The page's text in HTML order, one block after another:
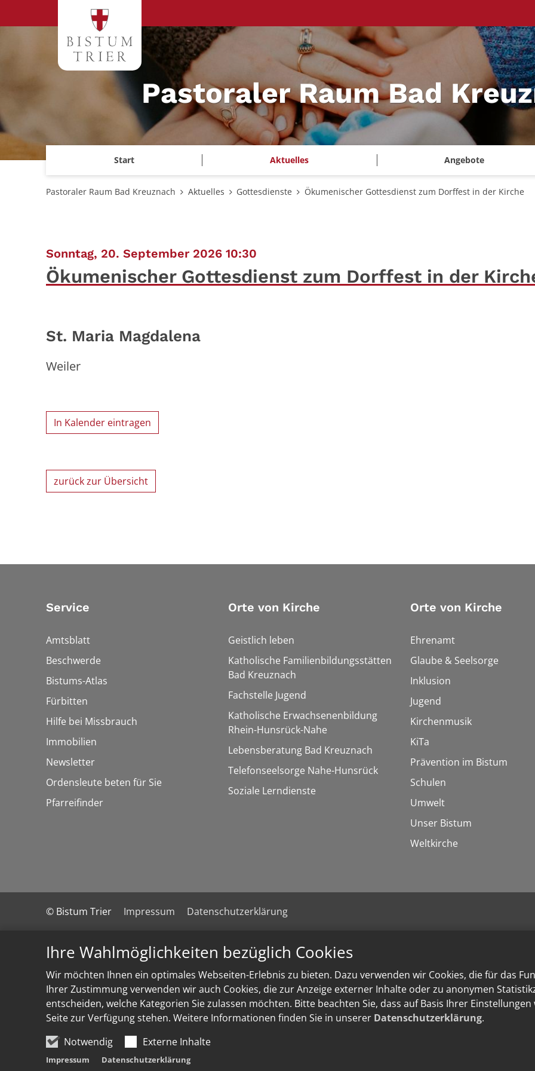
Ihre Wahlmöglichkeiten bezüglich Cookies
Wir möchten Ihnen ein optimales Webseiten-Erlebnis zu bieten. Dazu verwenden wir Cookies, die für das
Ihrer Zustimmung verwenden wir auch Cookies, die zur Anzeige externer Inhalte oder zu anonymen
entscheiden, welche Kategorien Sie zulassen möchten. Bitte beachten Sie, dass auf Basis Ihrer
Seite zur Verfügung stehen. Weitere Informationen finden Sie in unserer Datenschutzerklärung.
Notwendig
Externe Inhalte
Impressum Datenschutzerklärung
Pastoraler Raum Bad
Start Aktuelles Angebote
Pastoraler Raum Bad Kreuznach Aktuelles Gottesdienste Ökumenischer Gottesdienst zum Dorffest in der Kirche
Sonntag, 20. September 2026 10:30
Ökumenischer Gottesdienst zum Dorffest in der
St. Maria Magdalena
Weiler
In Kalender eintragen
zurück zur Übersicht
Service
Amtsblatt
Beschwerde
Bistums-Atlas
Fürbitten
Hilfe bei Missbrauch
Immobilien
Newsletter
Ordensleute beten für Sie
Pfarreifinder
Orte von Kirche
Geistlich leben
Katholische Familienbildungsstätten
Bad Kreuznach
Fachstelle Jugend
Katholische Erwachsenenbildung
Rhein-Hunsrück-Nahe
Lebensberatung Bad Kreuznach
Telefonseelsorge Nahe-Hunsrück
Soziale Lerndienste
Orte von Kirche
Ehrenamt
Glaube & Seelsorge
Inklusion
Jugend
Kirchenmusik
KiTa
Prävention im Bistum
Schulen
Umwelt
Unser Bistum
Weltkirche
© Bistum Trier Impressum Datenschutzerklärung